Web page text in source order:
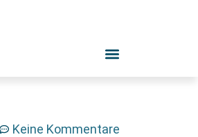
Keine Kommentare